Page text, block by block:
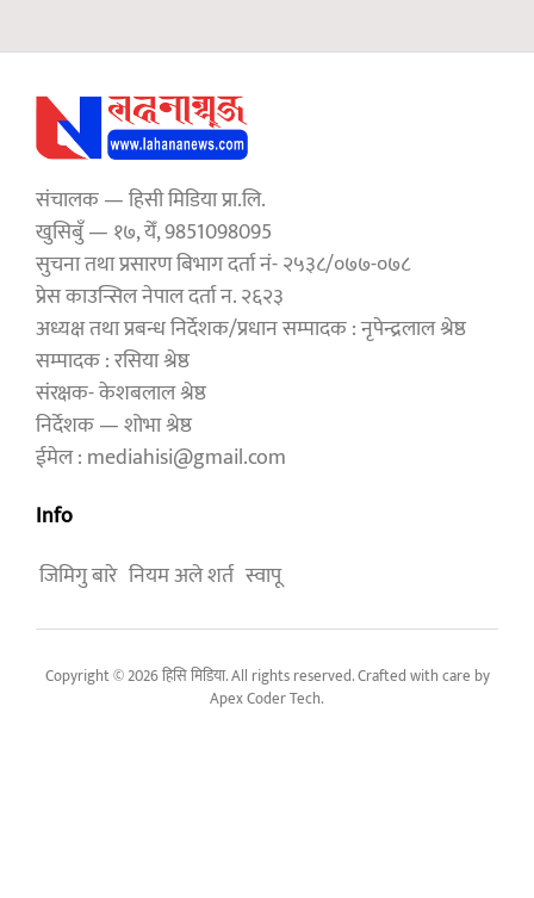
संचालक — हिसी मिडिया प्रा.लि.
खुसिबुँ — १७, येँ, 9851098095
सुचना तथा प्रसारण बिभाग दर्ता नं- २५३८/०७७-०७८
प्रेस काउन्सिल नेपाल दर्ता न. २६२३
अध्यक्ष तथा प्रबन्ध निर्देशक/प्रधान सम्पादक : नृपेन्द्रलाल श्रेष्ठ
सम्पादक : रसिया श्रेष्ठ
संरक्षक- केशबलाल श्रेष्ठ
निर्देशक — शोभा श्रेष्ठ
ईमेल : mediahisi@gmail.com
Info
जिमिगु बारे नियम अले शर्त स्वापू
Copyright © 2026 हिसि मिडिया. All rights reserved. Crafted with care by
Apex Coder Tech.